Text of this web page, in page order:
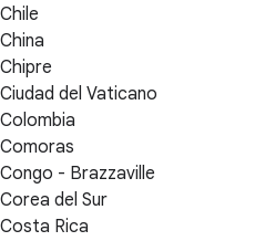
Chile
China
Chipre
Ciudad del Vaticano
Colombia
Comoras
Congo - Brazzaville
Corea del Sur
Costa Rica